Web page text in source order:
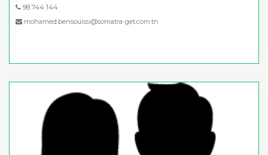
98 744 144
mohamed.bensouissi@somatra-get.com.tn